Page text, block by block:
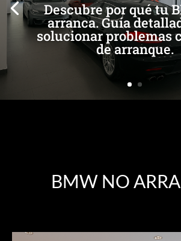
Descubre por qué tu
arranca. Guía
solucionar problemas
de arranque.
BMW NO